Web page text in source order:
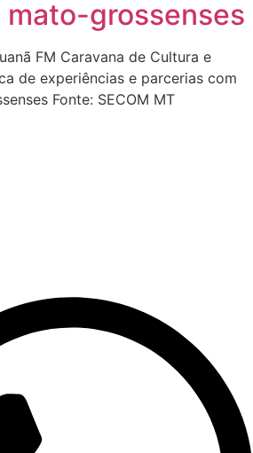
grossenses
FM Caravana de Cultura e
de experiências e parcerias com
Fonte: SECOM MT